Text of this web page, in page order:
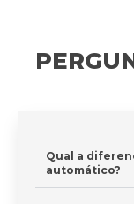
Qual a
automático?